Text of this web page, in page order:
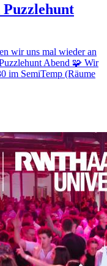
wir uns mal wieder an
Abend 🧩 Wir
im SemiTemp (Räume